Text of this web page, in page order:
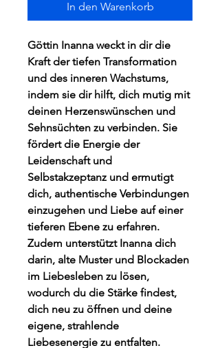
In den Warenkorb
Göttin Inanna weckt in dir die
Kraft der tiefen Transformation
und des inneren Wachstums,
indem sie dir hilft, dich mutig mit
deinen Herzenswünschen und
Sehnsüchten zu verbinden. Sie
fördert die Energie der
Leidenschaft und
Selbstakzeptanz und ermutigt
dich, authentische Verbindungen
einzugehen und Liebe auf einer
tieferen Ebene zu erfahren.
Zudem unterstützt Inanna dich
darin, alte Muster und Blockaden
im Liebesleben zu lösen,
wodurch du die Stärke findest,
dich neu zu öffnen und deine
eigene, strahlende
Liebesenergie zu entfalten.